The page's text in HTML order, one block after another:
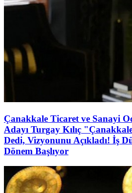
Çanakkale Ticaret ve Sanayi
Adayı Turgay Kılıç
Dedi, Vizyonunu Açıkladı! İş
Dönem Başlıyor